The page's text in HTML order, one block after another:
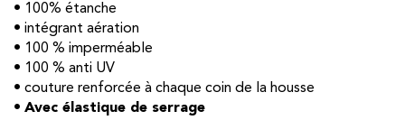
• 100% étanche
• intégrant aération
• 100 % imperméable
• 100 % anti UV
• couture renforcée à chaque coin de la housse
• Avec élastique de serrage